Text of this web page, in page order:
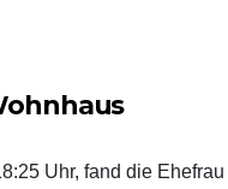
Uhr, fand die